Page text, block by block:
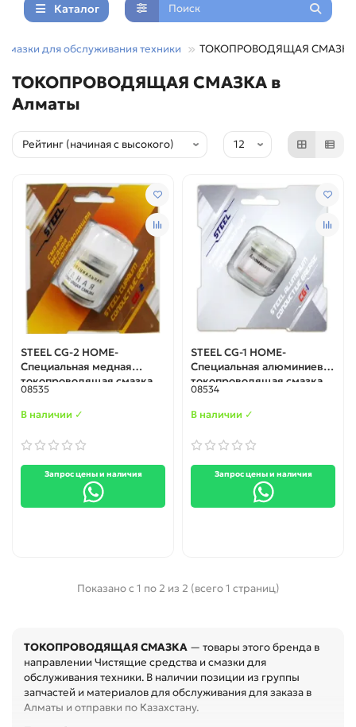
Каталог
для обслуживания техники ТОКОПРОВОДЯЩАЯ СМАЗКА
ТОКОПРОВОДЯЩАЯ СМАЗКА в
Алматы
STEEL CG-2 HOME-
Специальная медная
токопроводящая смазка
(9гр.) , рабочая
температура (-60°С -
08535
В наличии ✓
Запрос цены и наличия
STEEL CG-1 HOME-
Специальная алюминиевая
токопроводящая смазка
(5гр.) , рабочая
температура (-60°С -
08534
В наличии ✓
Запрос цены и наличия
Показано с 1 по 2 из 2 (всего 1 страниц)
ТОКОПРОВОДЯЩАЯ СМАЗКА — товары этого бренда в
направлении Чистящие средства и смазки для
обслуживания техники. В наличии позиции из группы
запчастей и материалов для обслуживания для заказа в
Алматы и отправки по Казахстану.